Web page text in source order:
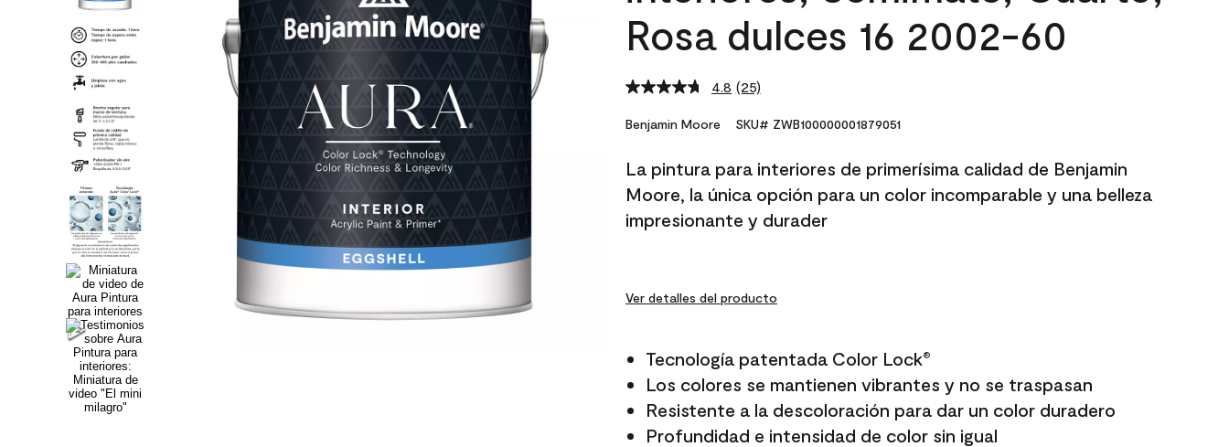
Rosa dulces 16 2002-60
4.8 Read
Reviews.
link.
(25)
Benjamin Moore SKU# ZWB100000001879051
La pintura para interiores de primerísima calidad de Benjamin
Moore, la única opción para un color incomparable y una belleza
impresionante y durader
Ver detalles del producto
Tecnología patentada Color Lock®
Los colores se mantienen vibrantes y no se traspasan
Resistente a la descoloración para dar un color duradero
Profundidad e intensidad de color sin igual